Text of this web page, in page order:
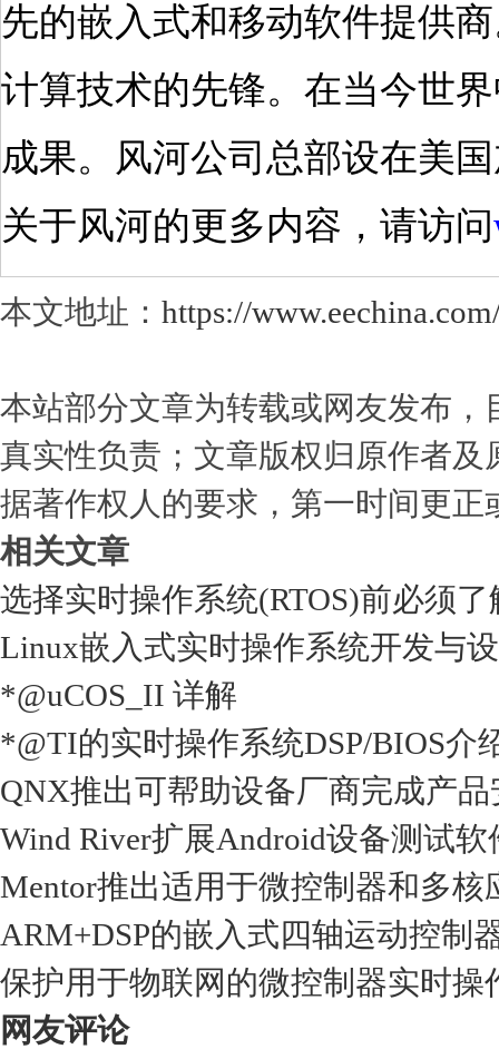
先的嵌入式和移动软件提供
计算技术的先锋。在当今世
成果。风河公司总部设在美
关于风河的更多内容，请访问
本文地址： https://
本站部分文章为转载或网友发布
真实性负责；文章版权归原作者
据著作权人的要求，第一时间更正
相关文章
选择实时操作系统(RTOS)前必须
Linux嵌入式实时操作系统开发与
*@uCOS_II 详解
*@TI的实时操作系统DSP/BIOS介
QNX推出可帮助设备厂商完成产
Wind River扩展Android设备测试软
Mentor推出适用于微控制器和多核
ARM+DSP的嵌入式四轴运动控制
保护用于物联网的微控制器实时操
网友评论